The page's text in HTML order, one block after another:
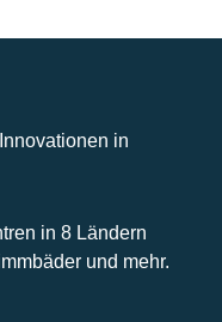
in
in 8 Ländern
und mehr.